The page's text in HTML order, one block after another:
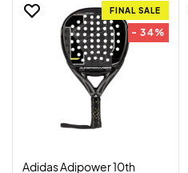
FINAL SALE
- 34%
Adidas Adipower 10th